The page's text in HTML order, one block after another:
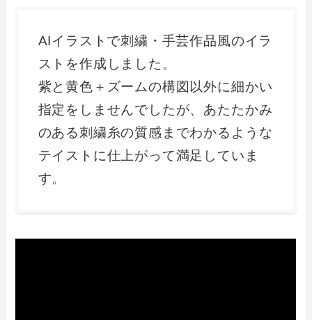
AIイラストで刺繍・手芸作品風のイラ
ストを作成しました。
紫と黄色＋ズームの構図以外に細かい
指定をしませんでしたが、あたたかみ
のある刺繍糸の質感までわかるような
テイストに仕上がって満足していま
す。